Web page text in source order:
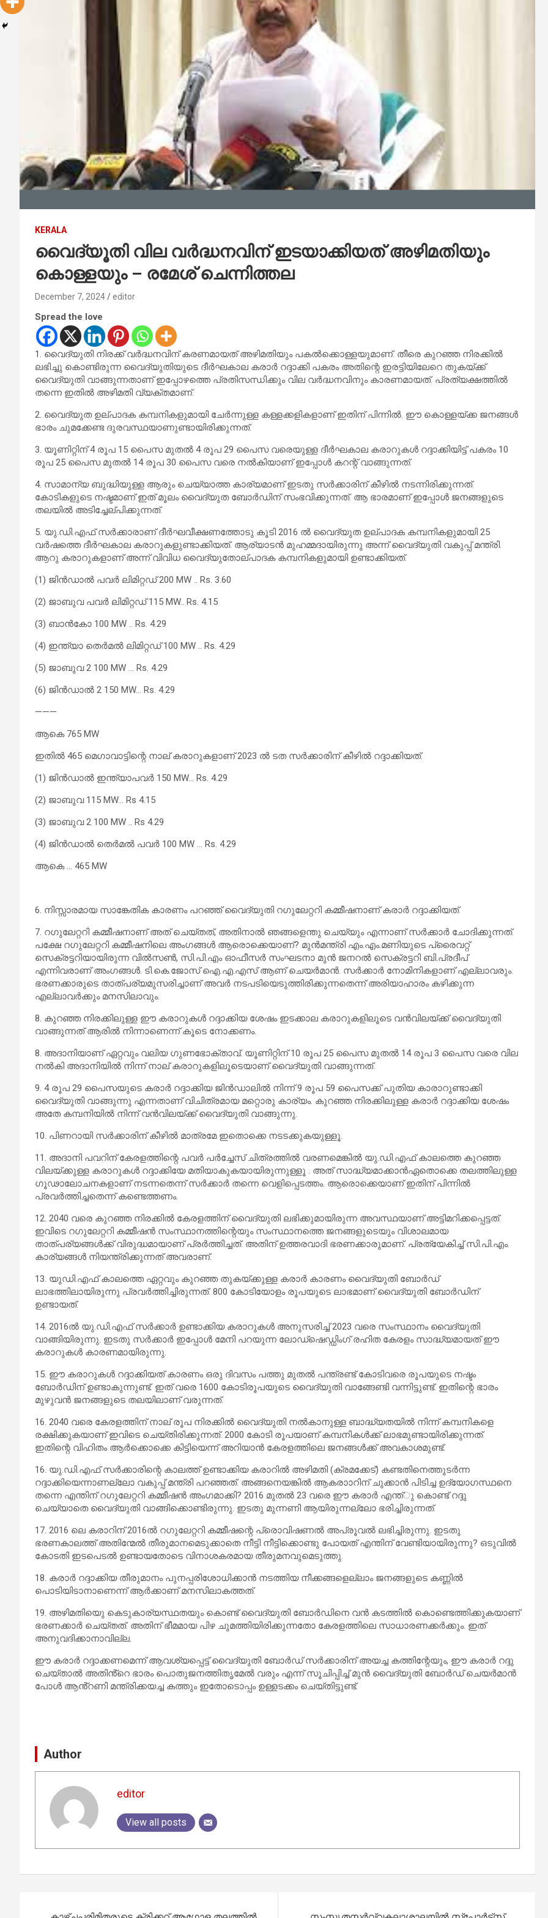
KERALA
വൈദ്യൂതി വില വര്‍ദ്ധനവിന് ഇടയാക്കിയത് അഴിമതിയും
കൊള്ളയും – രമേശ് ചെന്നിത്തല
December 7, 2024 editor
Spread the love
1. വൈദ്യുതി നിരക്ക് വര്‍ദ്ധനവിന് കരണമായത് അഴിമതിയും പകല്‍ക്കൊള്ളയുമാണ്. തീരെ കുറഞ്ഞ നിരക്കില്‍
ലഭിച്ചു കൊണ്ടിരുന്ന വൈദ്യുതിയുടെ ദീര്‍ഘകാല കരാര്‍ റദ്ദാക്കി പകരം അതിന്റെ ഇരട്ടിയിലേറെ തുകയ്ക്ക്
വൈദ്യുതി വാങ്ങുന്നതാണ് ഇപ്പോഴത്തെ പ്രതിസന്ധിക്കും വില വര്‍ദ്ധനവിനും കാരണമായത്. പ്രത്യക്ഷത്തില്‍
തന്നെ ഇതില്‍ അഴിമതി വ്യക്തമാണ്.
2. വൈദ്യുത ഉല്പാദക കമ്പനികളുമായി ചേര്‍ന്നുള്ള കള്ളക്കളികളാണ് ഇതിന് പിന്നില്‍. ഈ കൊള്ളയ്ക്ക ജനങ്ങള്‍
ഭാരം ചുമക്കേണ്ട ദുരവസ്ഥയാണുണ്ടായിരിക്കുന്നത്.
3. യൂണിറ്റിന് 4 രൂപ 15 പൈസ മുതല്‍ 4 രൂപ 29 പൈസ വരെയുള്ള ദീര്‍ഘകാല കരാറുകള്‍ റദ്ദാക്കിയിട്ട് പകരം 10
രൂപ 25 പൈസ മുതല്‍ 14 രൂപ 30 പൈസ വരെ നല്‍കിയാണ് ഇപ്പോള്‍ കറന്റ് വാങ്ങുന്നത്.
4. സാമാന്യ ബുദ്ധിയുള്ള ആരും ചെയ്യാത്ത കാര്യമാണ് ഇടതു സര്‍ക്കാരിന് കീഴില്‍ നടന്നിരിക്കുന്നത്.
കോടികളുടെ നഷ്ടമാണ് ഇത് മൂലം വൈദ്യുത ബോര്‍ഡിന് സംഭവിക്കുന്നത്. ആ ഭാരമാണ് ഇപ്പോള്‍ ജനങ്ങളുടെ
തലയില്‍ അടിച്ചേല്പിക്കുന്നത്.
5. യു.ഡി.എഫ് സര്‍ക്കാരാണ് ദീര്‍ഘവീക്ഷണത്തോടു കൂടി 2016 ല്‍ വൈദ്യുത ഉല്പാദക കമ്പനികളുമായി 25
വര്‍ഷത്തെ ദീര്‍ഘകാല കരാറുകളുണ്ടാക്കിയത്. ആര്യാടന്‍ മുഹമ്മദായിരുന്നു അന്ന് വൈദ്യുതി വകുപ്പ് മന്ത്രി.
ആറു കരാറുകളാണ് അന്ന് വിവിധ വൈദ്യുതോല്പാദക കമ്പനികളുമായി ഉണ്ടാക്കിയത്.
(1) ജിന്‍ഡാല്‍ പവര്‍ ലിമിറ്റഡ് 200 MW .. Rs. 3.60
(2) ജാബുവ പവര്‍ ലിമിറ്റഡ് 115 MW.. Rs. 4.15
(3) ബാന്‍കോ 100 MW .. Rs. 4.29
(4) ഇന്ത്യാ തെര്‍മല്‍ ലിമിറ്റഡ് 100 MW .. Rs. 4.29
(5) ജാബുവ 2 100 MW … Rs. 4.29
(6) ജിന്‍ഡാല്‍ 2 150 MW… Rs. 4.29
———
ആകെ 765 MW
ഇതില്‍ 465 മെഗാവാട്ടിന്റെ നാല് കരാറുകളാണ് 2023 ല്‍ ടത സര്‍ക്കാരിന് കീഴില്‍ റദ്ദാക്കിയത്.
(1) ജിന്‍ഡാല്‍ ഇന്ത്യാപവര്‍ 150 MW… Rs. 4.29
(2) ജാബുവ 115 MW… Rs 4.15
(3) ജാബുവ 2 100 MW .. Rs 4.29
(4) ജിന്‍ഡാല്‍ തെര്‍മല്‍ പവര്‍ 100 MW … Rs. 4.29
ആകെ … 465 MW
6. നിസ്സാരമായ സാങ്കേതിക കാരണം പറഞ്ഞ് വൈദ്യുതി റഗുലേറ്ററി കമ്മീഷനാണ് കരാര്‍ റദ്ദാക്കിയത്.
7. റഗുലേറ്ററി കമ്മീഷനാണ് അത് ചെയ്തത്, അതിനാല്‍ ഞങ്ങളെന്തു ചെയ്യും എന്നാണ് സര്‍ക്കാര്‍ ചോദിക്കുന്നത്.
പക്ഷേ റഗുലേറ്ററി കമ്മീഷനിലെ അംഗങ്ങള്‍ ആരൊക്കെയാണ്? മുന്‍മന്ത്രി എം.എം.മണിയുടെ പ്രൈവറ്റ്
സെക്രട്ടറിയായിരുന്ന വില്‍സണ്‍, സി.പി.എം ഓഫീസര്‍ സംഘടനാ മുന്‍ ജനറല്‍ സെക്രട്ടറി ബി.പ്രദീപ്
എന്നിവരാണ് അംഗങ്ങള്‍. ടി.കെ.ജോസ് ഐ.എ.എസ് ആണ് ചെയര്‍മാന്‍. സര്‍ക്കാര്‍ നോമിനികളാണ് എല്ലാവരും.
ഭരണക്കാരുടെ താത്പര്യമുസരിച്ചാണ് അവര്‍ നടപടിയെടുത്തിരിക്കുന്നതെന്ന് അരിയാഹാരം കഴിക്കുന്ന
എല്ലാവര്‍ക്കും മനസിലാവും.
8. കുറഞ്ഞ നിരക്കിലുള്ള ഈ കരാറുകള്‍ റദ്ദാക്കിയ ശേഷം ഇടക്കാല കരാറുകളിലൂടെ വന്‍വിലയ്ക്ക് വൈദ്യുതി
വാങ്ങുന്നത് ആരില്‍ നിന്നാണെന്ന് കൂടെ നോക്കണം.
8. അദാനിയാണ് ഏറ്റവും വലിയ ഗുണഭോക്താവ്. യൂണിറ്റിന് 10 രൂപ 25 പൈസ മുതല്‍ 14 രൂപ 3 പൈസ വരെ വില
നല്‍കി അദാനിയില്‍ നിന്ന് നാല് കരാറുകളിലൂടെയാണ് വൈദ്യുതി വാങ്ങുന്നത്.
9. 4 രൂപ 29 പൈസയുടെ കരാര്‍ റദ്ദാക്കിയ ജിന്‍ഡാലില്‍ നിന്ന് 9 രൂപ 59 പൈസക്ക് പുതിയ കാരാറുണ്ടാക്കി
വൈദ്യുതി വാങ്ങുന്നു എന്നതാണ് വിചിത്രമായ മറ്റൊരു കാര്യം. കുറഞ്ഞ നിരക്കിലുള്ള കരാര്‍ റദ്ദാക്കിയ ശേഷം
അതേ കമ്പനിയില്‍ നിന്ന് വന്‍വിലയ്ക്ക് വൈദ്യുതി വാങ്ങുന്നു.
10. പിണറായി സര്‍ക്കാരിന് കീഴില്‍ മാത്രമേ ഇതൊക്കെ നടടക്കുകയുള്ളൂ.
11. അദാനി പവറിന് കേരളത്തിന്റെ പവര്‍ പര്‍ച്ചേസ് ചിത്രത്തില്‍ വരണമെങ്കില്‍ യു.ഡി.എഫ് കാലത്തെ കുറഞ്ഞ
വിലയ്ക്കുള്ള കരാറുകള്‍ റദ്ദാക്കിയേ മതിയാകുകയായിരുന്നുള്ളൂ . അത് സാദ്ധ്യമാക്കാന്‍ഏതൊക്കെ തലത്തിലുള്ള
ഗൂഢാലോചനകളാണ് നടന്നതെന്ന് സര്‍ക്കാര്‍ തന്നെ വെളിപ്പെടത്തം. ആരൊക്കെയാണ് ഇതിന് പിന്നില്‍
പ്രവര്‍ത്തിച്ചതെന്ന് കണ്ടെത്തണം.
12. 2040 വരെ കുറഞ്ഞ നിരക്കില്‍ കേരളത്തിന് വൈദ്യുതി ലഭിക്കുമായിരുന്ന അവസ്ഥയാണ് അട്ടിമറിക്കപ്പെട്ടത്.
ഇവിടെ റഗുലേറ്ററി കമ്മീഷന്‍ സംസ്ഥാനത്തിന്റെയും സംസ്ഥാനത്തെ ജനങ്ങളുടെയും വിശാലമായ
താത്പര്യങ്ങള്‍ക്ക് വിരുദ്ധമായാണ് പ്രര്‍ത്തിച്ചത്. അതിന് ഉത്തരവാദി ഭരണക്കാരുമാണ്. പ്രത്യേകിച്ച് സി.പി.എം.
കാര്യങ്ങള്‍ നിയന്ത്രിക്കുന്നത് അവരാണ്.
13. യുഡി.എഫ് കാലത്തെ ഏറ്റവും കുറഞ്ഞ തുകയ്ക്കുള്ള കരാര്‍ കാരണം വൈദ്യുതി ബോര്‍ഡ്
ലാഭത്തിലായിരുന്നു പ്രവര്‍ത്തിച്ചിരുന്നത്. 800 കോടിയോളം രൂപയുടെ ലാഭമാണ് വൈദ്യുതി ബോര്‍ഡിന്
ഉണ്ടായത്.
14. 2016ല്‍ യു.ഡി.എഫ് സര്‍ക്കാര്‍ ഉണ്ടാക്കിയ കരാറുകള്‍ അനുസരിച്ച് 2023 വരെ സംസ്ഥാനം വൈദ്യുതി
വാങ്ങിയിരുന്നു. ഇടതു സര്‍ക്കാര്‍ ഇപ്പോള്‍ മേനി പറയുന്ന ലോഡ്‌ഷെഡ്ഡിംഗ് രഹിത കേരളം സാദ്ധ്യമായത് ഈ
കരാറുകള്‍ കാരണമായിരുന്നു.
15. ഈ കരാറുകള്‍ റദ്ദാക്കിയത് കാരണം ഒരു ദിവസം പത്തു മുതല്‍ പന്ത്രണ്ട് കോടിവരെ രൂപയുടെ നഷ്ടം
ബോര്‍ഡിന് ഉണ്ടാകുന്നുണ്ട്. ഇത് വരെ 1600 കോടിരൂപയുടെ വൈദ്യുതി വാങ്ങേണ്ടി വന്നിട്ടുണ്ട്. ഇതിന്റെ ഭാരം
മുഴുവന്‍ ജനങ്ങളുടെ തലയിലാണ് വരുന്നത്.
16. 2040 വരെ കേരളത്തിന് നാല് രൂപ നിരക്കില്‍ വൈദ്യുതി നല്‍കാനുള്ള ബാദ്ധ്യതയില്‍ നിന്ന് കമ്പനികളെ
രക്ഷിക്കുകയാണ് ഇവിടെ ചെയ്തിരിക്കുന്നത്. 2000 കോടി രൂപയാണ് കമ്പനികള്‍ക്ക് ലാഭമുണ്ടായിരിക്കുന്നത്.
ഇതിന്റെ വിഹിതം ആര്‍ക്കൊക്കെ കിട്ടിയെന്ന് അറിയാന്‍ കേരളത്തിലെ ജനങ്ങള്‍ക്ക് അവകാശമുണ്ട്.
16. യു.ഡി.എഫ് സര്‍ക്കാരിന്റെ കാലത്ത് ഉണ്ടാക്കിയ കരാറില്‍ അഴിമതി (ക്രമക്കേട്) കണ്ടതിനെത്തുടര്‍ന്ന
റദ്ദാക്കിയെന്നാണല്ലോ വകുപ്പ് മന്ത്രി പറഞ്ഞത്. അങ്ങനെയങ്കില്‍ ആകരാാറിന് ചുക്കാന്‍ പിടിച്ച ഉദ്യോഗസ്ഥനെ
തന്നെ എന്തിന് റഗുലേറ്ററി കമ്മീഷന്‍ അംഗമാക്കി? 2016 മുതല്‍ 23 വരെ ഈ കരാര്‍ എന്ത്ു കൊണ്ട് റദ്ദു
ചെയ്യാതെ വൈദ്യുതി വാങ്ങിക്കൊണ്ടിരുന്നു. ഇടതു മുന്നണി ആയിരുന്നല്ലോ ഭരിച്ചിരുന്നത്.
17. 2016 ലെ കരാറിന് 2016ല്‍ റഗുലേറ്ററി കമ്മീഷന്റെ പ്രൊവിഷണല്‍ അപ്രൂവല്‍ ലഭിച്ചിരുന്നു. ഇടതു
ഭരണകാലത്ത് അതിന്മേല്‍ തീരുമാനമെടുക്കാതെ നീട്ടി നീട്ടിക്കൊണ്ടു പോയത് എന്തിന് വേണ്ടിയായിരുന്നു? ഒടുവില്‍
കോടതി ഇടപെടല്‍ ഉണ്ടായതോടെ വിനാശകരമായ തീരുമനവുമെടുത്തു.
18. കരാര്‍ റദ്ദാക്കിയ തീരുമാനം പുനപ്പരിശോധിക്കാന്‍ നടത്തിയ നീക്കങ്ങളെല്ലാം ജനങ്ങളുടെ കണ്ണില്‍
പൊടിയിടാനാണെന്ന് ആര്‍ക്കാണ് മനസിലാകത്തത്.
19. അഴിമതിയുെ കെടുകാര്യസ്ഥതയും കൊണ്ട് വൈദ്യുതി ബോര്‍ഡിനെ വന്‍ കടത്തില്‍ കൊണ്ടെത്തിക്കുകയാണ്
ഭരണക്കാര്‍ ചെയ്തത്. അതിന് ഭീമമായ പിഴ ചുമത്തിയിരിക്കുന്നതോ കേരളത്തിലെ സാധാരണക്കര്‍ക്കും. ഇത്
അനുവദിക്കാനാവില്ല.
ഈ കരാർ റദ്ദാക്കണമെന്ന് ആവശ്യപ്പെട്ട് വൈദ്യുതി ബോർഡ് സർക്കാരിന് അയച്ച കത്തിന്റേയും, ഈ കരാർ റദ്ദു
ചെയ്താൽ അതിൻ്റെ ഭാരം പൊതുജനത്തിതൃമേൽ വരും എന്ന് സൂചിപ്പിച്ച് മുൻ വൈദ്യുതി ബോർഡ് ചെയർമാൻ
പോൾ ആൻ്റണി മന്ത്രിക്കയച്ച കത്തും ഇതോടൊപ്പം ഉള്ളടക്കം ചെയ്തിട്ടുണ്ട്.
Author
editor
View all posts